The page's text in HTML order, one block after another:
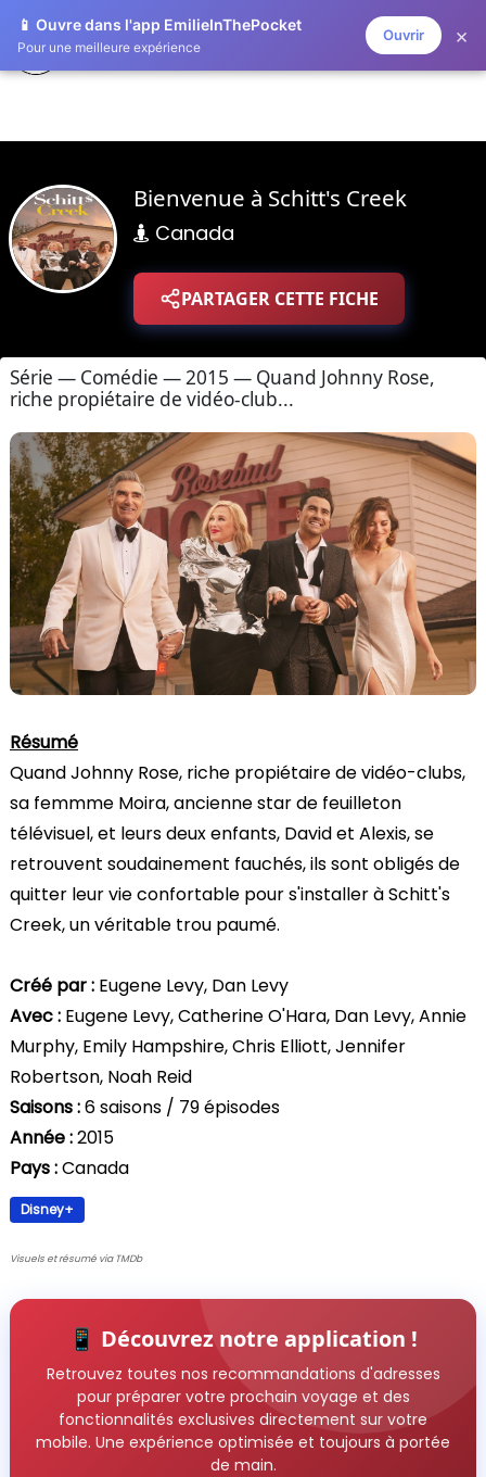
📱 Ouvre dans l'app EmilieInThePocket
Pour une meilleure expérience
Ouvrir ×
ZAPLISTOO
Bienvenue à Schitt's Creek
Canada
PARTAGER CETTE FICHE
Série — Comédie — 2015 — Quand Johnny Rose,
riche propiétaire de vidéo-club...
Résumé
Quand Johnny Rose, riche propiétaire de vidéo-clubs,
sa femmme Moira, ancienne star de feuilleton
télévisuel, et leurs deux enfants, David et Alexis, se
retrouvent soudainement fauchés, ils sont obligés de
quitter leur vie confortable pour s'installer à Schitt's
Creek, un véritable trou paumé.
Créé par : Eugene Levy, Dan Levy
Avec : Eugene Levy, Catherine O'Hara, Dan Levy, Annie
Murphy, Emily Hampshire, Chris Elliott, Jennifer
Robertson, Noah Reid
Saisons :6 saisons / 79 épisodes
Année :2015
Pays :Canada
Disney+
Visuels et résumé via TMDb
📱 Découvrez notre application !
Retrouvez toutes nos recommandations d'adresses
pour préparer votre prochain voyage et des
fonctionnalités exclusives directement sur votre
mobile. Une expérience optimisée et toujours à portée
de main.